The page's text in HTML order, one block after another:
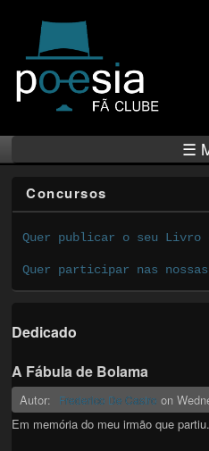
☰
Concursos
Quer publicar o seu Livro
Quer participar nas
Dedicado
A Fábula de Bolama
Autor: Frederico De Castro on
Em memória do meu irmão que